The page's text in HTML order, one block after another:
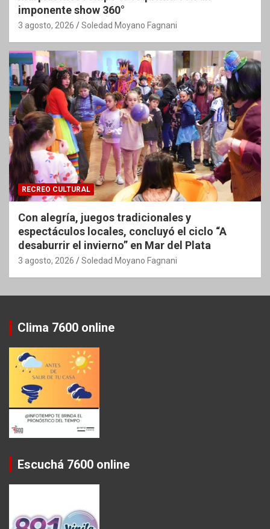
imponente show 360°
3 agosto, 2026 Soledad Moyano Fagnani
RECREO CULTURAL
Con alegría, juegos tradicionales y
espectáculos locales, concluyó el ciclo “A
desaburrir el invierno” en Mar del Plata
3 agosto, 2026 Soledad Moyano Fagnani
Clima 7600 online
Escuchá 7600 online